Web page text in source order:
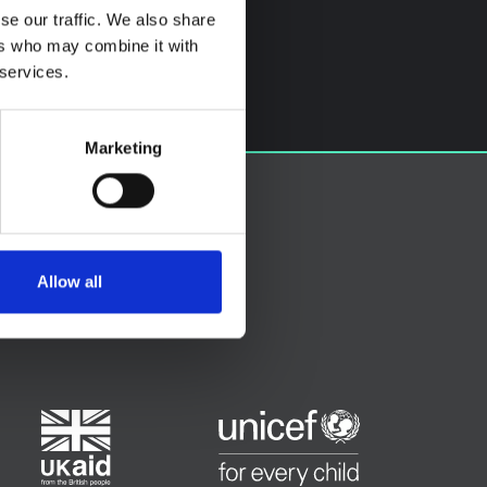
our traffic. We also share
who may combine it with
Marketing
Allow all